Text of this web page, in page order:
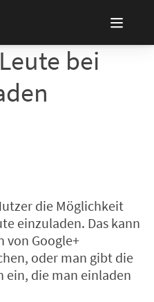
bei
die Möglichkeit
einzuladen. Das kann
von Google+
oder man gibt die
ein, die man einladen